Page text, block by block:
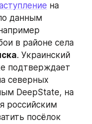
данным
. Украинский
подтверждает
северных
DeepState, на
российским